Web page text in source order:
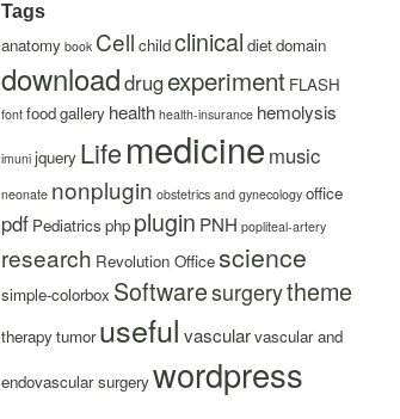
Tags
anatomy book Cell childclinical dietdomain
downloaddrugexperiment FLASH
font foodgallery health health-insurance hemolysis
imuni jquery Lifemedicine music
neonate nonplugin obstetrics and gynecology office
pdf Pediatrics php plugin PNH popliteal-artery
research Revolution Officescience
simple-colorbox Softwaresurgerytheme
therapytumor useful vascularvascular and
endovascular surgerywordpress